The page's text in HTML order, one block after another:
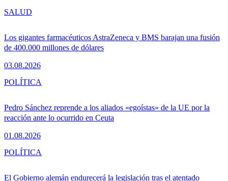
Los gigantes farmacéuticos AstraZeneca y BMS barajan una fusión
de 400.000 millones de dólares
03.08.2026
SALUD
Pedro Sánchez reprende a los aliados «egoístas» de la UE por la
reacción ante lo ocurrido en Ceuta
01.08.2026
POLÍTICA
El Gobierno alemán endurecerá la legislación tras el atentado
POLÍTICA